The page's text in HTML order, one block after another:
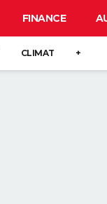
FINANCE
CLIMAT +